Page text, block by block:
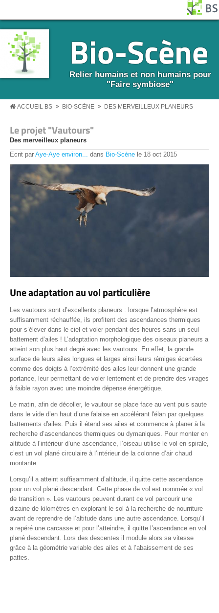
Bio-Scène
Relier humains et non humains pour
"Faire symbiose"
BS MENU
ACCUEIL BS » BIO-SCÈNE » DES MERVEILLEUX PLANEURS
Le projet "Vautours"
Des merveilleux planeurs
Ecrit par Aye-Aye environ... dans Bio-Scène le 18 oct 2015
Une adaptation au vol particulière
Les vautours sont d’excellents planeurs : lorsque l’atmosphère est
suffisamment réchauffée, ils profitent des ascendances thermiques
pour s’élever dans le ciel et voler pendant des heures sans un seul
battement d’ailes ! L’adaptation morphologique des oiseaux planeurs a
atteint son plus haut degré avec les vautours. En effet, la grande
surface de leurs ailes longues et larges ainsi leurs rémiges écartées
comme des doigts à l’extrémité des ailes leur donnent une grande
portance, leur permettant de voler lentement et de prendre des virages
à faible rayon avec une moindre dépense énergétique.
Le matin, afin de décoller, le vautour se place face au vent puis saute
dans le vide d’en haut d’une falaise en accélérant l'élan par quelques
battements d'ailes. Puis il étend ses ailes et commence à planer à la
recherche d’ascendances thermiques ou dymaniques. Pour monter en
altitude à l’intérieur d’une ascendance, l’oiseau utilise le vol en spirale,
c’est un vol plané circulaire à l’intérieur de la colonne d’air chaud
montante.
Lorsqu’il a atteint suffisamment d’altitude, il quitte cette ascendance
pour un vol plané descendant. Cette phase de vol est nommée « vol
de transition ». Les vautours peuvent durant ce vol parcourir une
dizaine de kilomètres en explorant le sol à la recherche de nourriture
avant de reprendre de l’altitude dans une autre ascendance. Lorsqu’il
a repéré une carcasse et pour l’atteindre, il quitte l’ascendance en vol
plané descendant. Lors des descentes il module alors sa vitesse
grâce à la géométrie variable des ailes et à l’abaissement de ses
pattes.